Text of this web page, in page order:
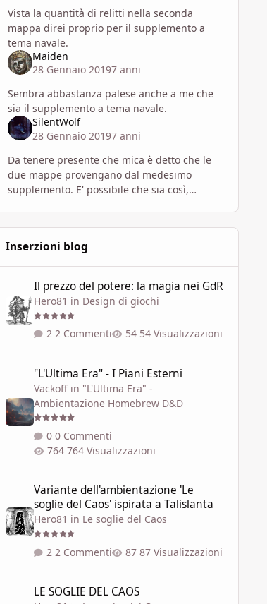
Vista la quantità di relitti nella seconda
mappa direi proprio per il supplemento a
tema navale.
Maiden
28 Gennaio 20197 anni
Sembra abbastanza palese anche a me che
sia il supplemento a tema navale.
SilentWolf
28 Gennaio 20197 anni
Da tenere presente che mica è detto che le
due mappe provengano dal medesimo
supplemento. E' possibile che sia così,
Inserzioni blog
Il prezzo del potere: la magia nei GdR
Hero81 in Design di giochi
2 Commenti 54 Visualizzazioni
"L'Ultima Era" - I Piani Esterni
Vackoffin "L'Ultima Era" -
Ambientazione Homebrew D&D
0 Commenti
764 Visualizzazioni
Variante dell'ambientazione 'Le
soglie del Caos' ispirata a Talislanta
Hero81 in Le soglie del Caos
2 Commenti 87 Visualizzazioni
LE SOGLIE DEL CAOS